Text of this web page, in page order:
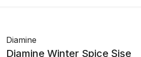
Diamine
Diamine Winter Spice Şişe